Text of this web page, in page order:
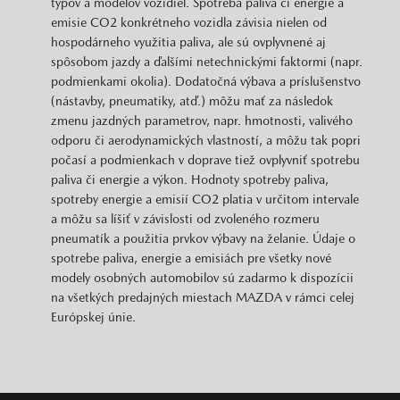
typov a modelov vozidiel. Spotreba paliva či energie a
emisie CO2 konkrétneho vozidla závisia nielen od
hospodárneho využitia paliva, ale sú ovplyvnené aj
spôsobom jazdy a ďalšími netechnickými faktormi (napr.
podmienkami okolia). Dodatočná výbava a príslušenstvo
(nástavby, pneumatiky, atď.) môžu mať za následok
zmenu jazdných parametrov, napr. hmotnosti, valivého
odporu či aerodynamických vlastností, a môžu tak popri
počasí a podmienkach v doprave tiež ovplyvniť spotrebu
paliva či energie a výkon. Hodnoty spotreby paliva,
spotreby energie a emisií CO2 platia v určitom intervale
a môžu sa líšiť v závislosti od zvoleného rozmeru
pneumatík a použitia prvkov výbavy na želanie. Údaje o
spotrebe paliva, energie a emisiách pre všetky nové
modely osobných automobilov sú zadarmo k dispozícii
na všetkých predajných miestach MAZDA v rámci celej
Európskej únie.